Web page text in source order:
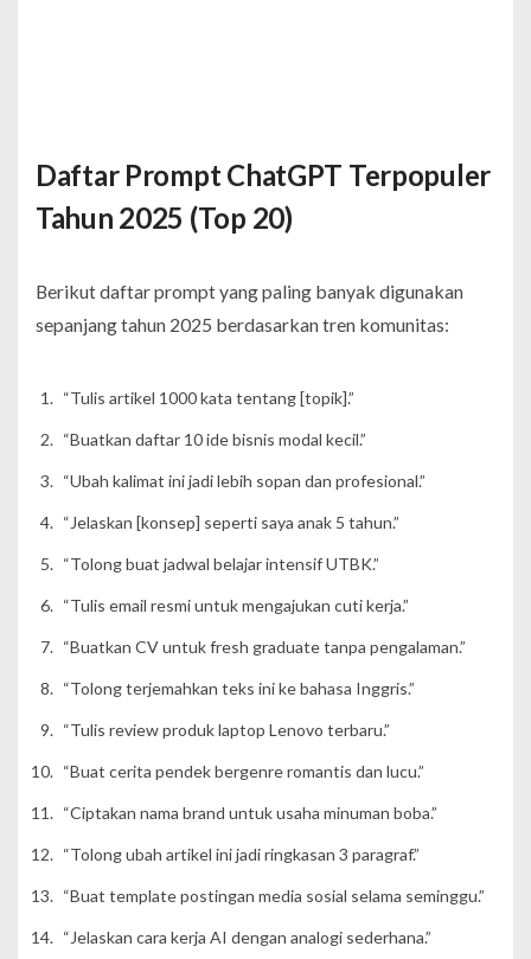
Daftar Prompt ChatGPT Terpopuler
Tahun 2025 (Top 20)
Berikut daftar prompt yang paling banyak digunakan
sepanjang tahun 2025 berdasarkan tren komunitas:
“Tulis artikel 1000 kata tentang [topik].”
“Buatkan daftar 10 ide bisnis modal kecil.”
“Ubah kalimat ini jadi lebih sopan dan profesional.”
“Jelaskan [konsep] seperti saya anak 5 tahun.”
“Tolong buat jadwal belajar intensif UTBK.”
“Tulis email resmi untuk mengajukan cuti kerja.”
“Buatkan CV untuk fresh graduate tanpa pengalaman.”
“Tolong terjemahkan teks ini ke bahasa Inggris.”
“Tulis review produk laptop Lenovo terbaru.”
“Buat cerita pendek bergenre romantis dan lucu.”
“Ciptakan nama brand untuk usaha minuman boba.”
“Tolong ubah artikel ini jadi ringkasan 3 paragraf.”
“Buat template postingan media sosial selama seminggu.”
“Jelaskan cara kerja AI dengan analogi sederhana.”